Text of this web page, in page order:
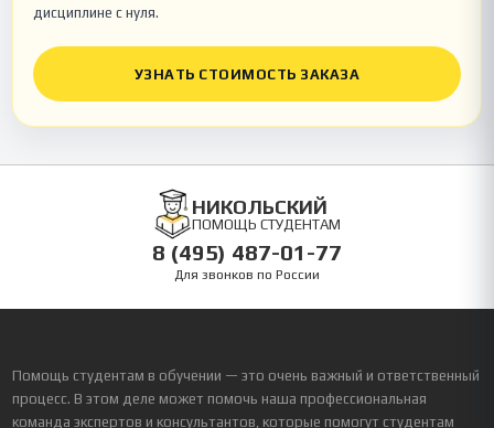
дисциплине с нуля.
УЗНАТЬ СТОИМОСТЬ ЗАКАЗА
НИКОЛЬСКИЙ
ПОМОЩЬ СТУДЕНТАМ
8 (495) 487-01-77
Для звонков по России
Помощь студентам в обучении — это очень важный и ответственный
процесс. В этом деле может помочь наша профессиональная
команда экспертов и консультантов, которые помогут студентам